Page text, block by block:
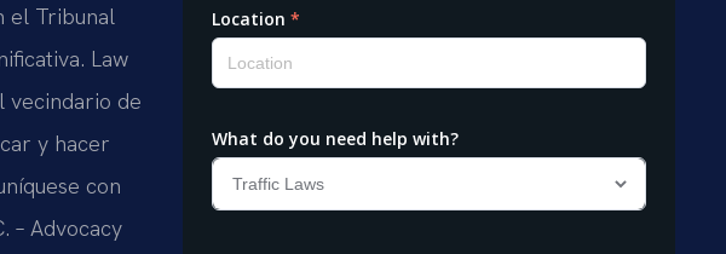
el Tribunal
Law
vecindario de
y hacer
con
– Advocacy